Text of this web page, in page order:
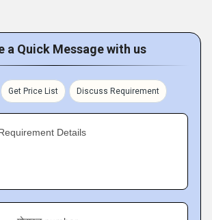
to excellence, we source all products
ensuring that every item
Our clients include workshops,
and individual users who trust us
service, and competitive prices.
expert consultation and after-sales
team works closely with
a Quick Message with us
Get Price List Discuss Requirement
Details